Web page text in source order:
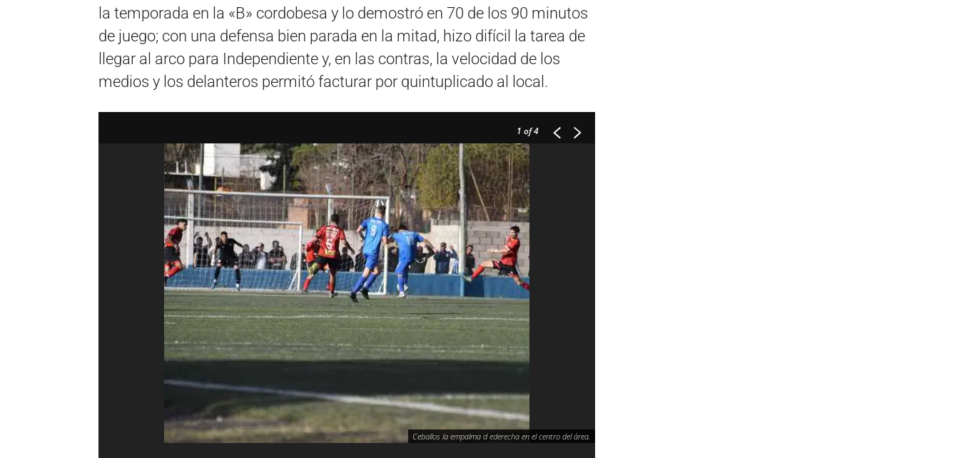
la temporada en la «B» cordobesa y lo demostró en 70 de los 90 minutos
de juego; con una defensa bien parada en la mitad, hizo difícil la tarea de
llegar al arco para Independiente y, en las contras, la velocidad de los
medios y los delanteros permitó facturar por quintuplicado al local.
1 of 4
Ceballos la empalma d ederecha en el centro del área.